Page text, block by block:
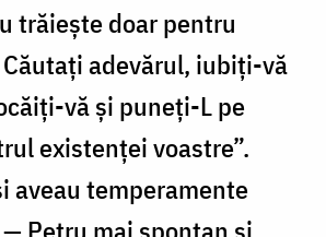
trăiește doar pentru
adevărul, iubiți-vă
vă și puneți-L pe
existenței voastre”.
aveau temperamente